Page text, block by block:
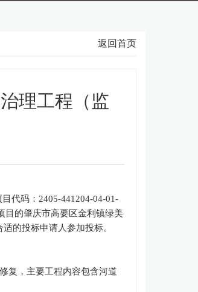
返回首页
理工程（监
代码： 2405-441204-04-01-
目的肇庆市高要区金利镇绿美
的投标申请人参加投标。
复，主要工程内容包含河道